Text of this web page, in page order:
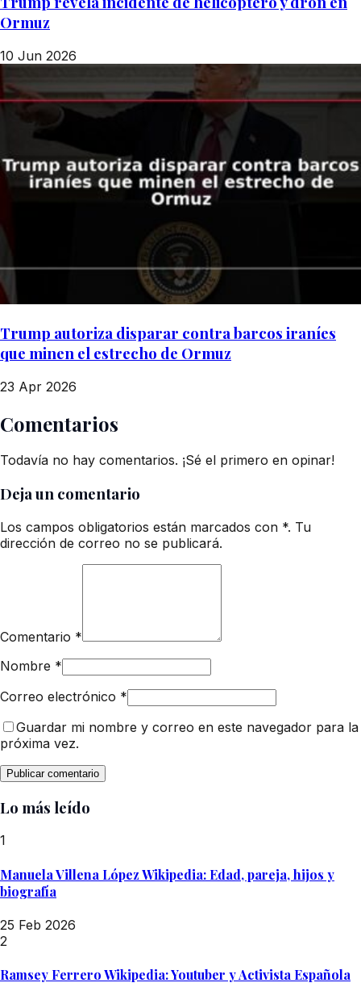
Ormuz
10 Jun 2026
Trump autoriza disparar contra barcos iraníes
que minen el estrecho de Ormuz
23 Apr 2026
Comentarios
Todavía no hay comentarios. ¡Sé el primero en opinar!
Deja un comentario
Los campos obligatorios están marcados con *. Tu
dirección de correo no se publicará.
Comentario *
Nombre *
Correo electrónico *
Guardar mi nombre y correo en este navegador para la
próxima vez.
Lo más leído
1
Manuela Villena López Wikipedia: Edad, pareja, hijos y
biografía
25 Feb 2026
2
Ramsey Ferrero Wikipedia: Youtuber y Activista Española